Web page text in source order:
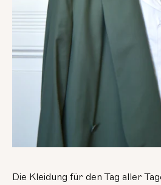
Die Kleidung für den Tag aller